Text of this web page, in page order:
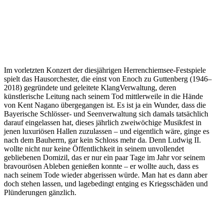
Im vorletzten Konzert der diesjährigen Herrenchiemsee-Festspiele
spielt das Hausorchester, die einst von Enoch zu Guttenberg (1946–
2018) gegründete und geleitete KlangVerwaltung, deren
künstlerische Leitung nach seinem Tod mittlerweile in die Hände
von Kent Nagano übergegangen ist. Es ist ja ein Wunder, dass die
Bayerische Schlösser- und Seenverwaltung sich damals tatsächlich
darauf eingelassen hat, dieses jährlich zweiwöchige Musikfest in
jenen luxuriösen Hallen zuzulassen – und eigentlich wäre, ginge es
nach dem Bauherrn, gar kein Schloss mehr da. Denn Ludwig II.
wollte nicht nur keine Öffentlichkeit in seinem unvollendet
gebliebenen Domizil, das er nur ein paar Tage im Jahr vor seinem
bravourösen Ableben genießen konnte – er wollte auch, dass es
nach seinem Tode wieder abgerissen würde. Man hat es dann aber
doch stehen lassen, und lagebedingt entging es Kriegsschäden und
Plünderungen gänzlich.